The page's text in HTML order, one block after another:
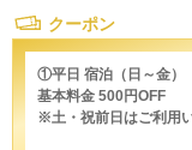
クーポン
①平日 宿泊（日～金）
基本料金 500円OFF
※土・祝前日はご利用